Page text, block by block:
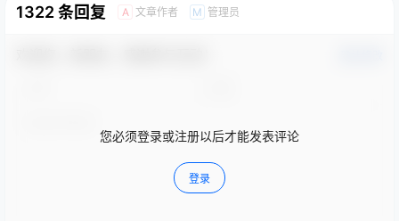
1322 条回复 A 文章作者 M 管理员
您必须登录或注册以后才能发表评论
登录